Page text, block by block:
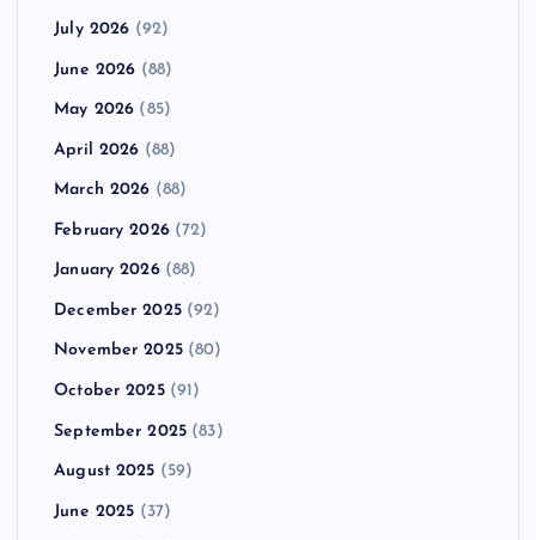
July 2026 (92)
June 2026 (88)
May 2026 (85)
April 2026 (88)
March 2026 (88)
February 2026(72)
January 2026(88)
December 2025(92)
November 2025(80)
October 2025(91)
September 2025 (83)
August 2025 (59)
June 2025 (37)